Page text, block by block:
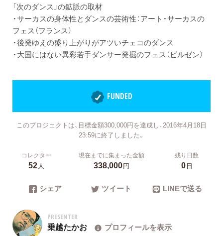
「次のダンス」の鉱脈の取材
・サーカスの身体性とダンスの芸術性：アート・サーカスの
フェス（フランス）
・後発ゆえの盛り上がりがアツいチェコのダンス
・大国にはない異彩若手ダンサー発掘のフェス（ピルゼン）
FUNDED
このプロジェクトは、目標金額300,000円を達成し、2016年4月18日
23:59に終了しました。
コレクター
52人
現在までに集まった金額
338,000円
残り日数
0日
シェア ツイート LINEで送る
PRESENTER
乗越たかお プロフィールを表示